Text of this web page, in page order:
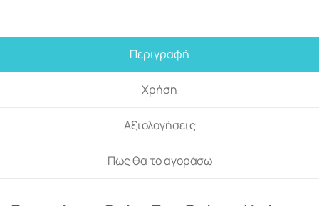
Περιγραφή
Χρήση
Αξιολογήσεις
Πως θα το αγοράσω